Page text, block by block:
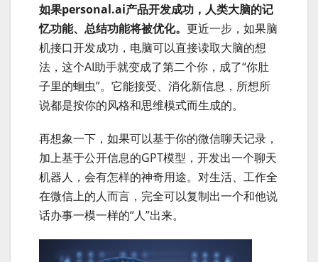
如果personal.ai产品开发成功，人类大脑的记
忆功能、总结功能将被优化。 更近一步，如果脑
机接口开发成功，电脑可以直接读取大脑的想
法，这个AI助手就变成了第二个你，成了“你肚
子里的蛔虫”。它能接受、消化新信息，所想所
说都是按你的风格和思维模式而生成的。
再想象一下，如果可以基于你的微信聊天记录，
加上基于公开信息的GPT模型，开发出一个聊天
机器人，会有怎样的神奇用途。对生活、工作全
在微信上的人而言，完全可以复制出一个和他说
话办事一模一样的“人”出来。